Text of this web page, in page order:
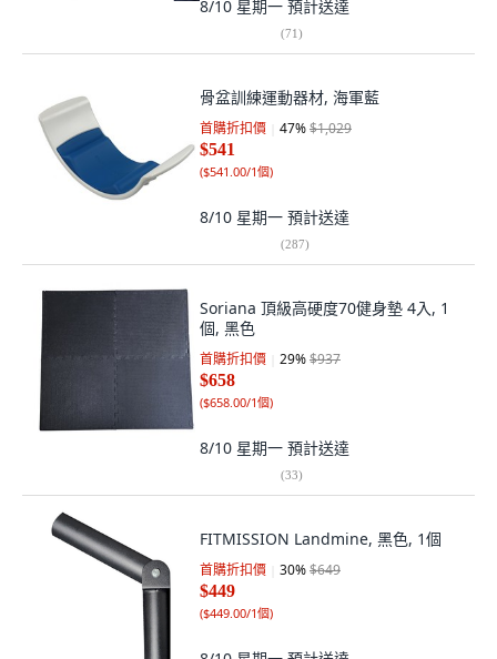
8/10 星期一 預計送達
(71)
骨盆訓練運動器材, 海軍藍
首購折扣價 47%$1,029
$541
($541.00/1個)
8/10 星期一 預計送達
(287)
Soriana 頂級高硬度70健身墊 4入, 1
個, 黑色
首購折扣價 29%$937
$658
($658.00/1個)
8/10 星期一 預計送達
(33)
FITMISSION Landmine, 黑色, 1個
首購折扣價 30%$649
$449
($449.00/1個)